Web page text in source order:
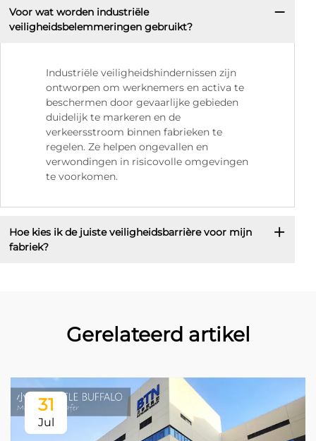
Voor wat worden industriële
veiligheidsbelemmeringen gebruikt?
Industriële veiligheidshindernissen zijn
ontworpen om werknemers en activa te
beschermen door gevaarlijke gebieden
duidelijk te markeren en de
verkeersstroom binnen fabrieken te
regelen. Ze helpen ongevallen en
verwondingen in risicovolle omgevingen
te voorkomen.
Hoe kies ik de juiste veiligheidsbarrière voor mijn
fabriek?
Gerelateerd artikel
31
Jul